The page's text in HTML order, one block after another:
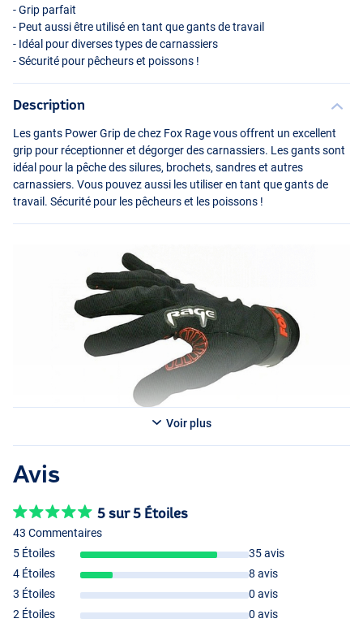
- Grip parfait
- Peut aussi être utilisé en tant que gants de travail
- Idéal pour diverses types de carnassiers
- Sécurité pour pêcheurs et poissons !
Description
Les gants Power Grip de chez Fox Rage vous offrent un excellent
grip pour réceptionner et dégorger des carnassiers. Les gants sont
idéal pour la pêche des silures, brochets, sandres et autres
carnassiers. Vous pouvez aussi les utiliser en tant que gants de
travail. Sécurité pour les pêcheurs et les poissons !
Voir plus
Avis
5 sur 5 Étoiles
43 Commentaires
5 Étoiles
35 avis
4 Étoiles
8 avis
3 Étoiles
0 avis
2 Étoiles
0 avis